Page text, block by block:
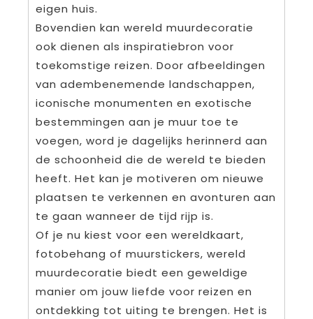
eigen huis.
Bovendien kan wereld muurdecoratie
ook dienen als inspiratiebron voor
toekomstige reizen. Door afbeeldingen
van adembenemende landschappen,
iconische monumenten en exotische
bestemmingen aan je muur toe te
voegen, word je dagelijks herinnerd aan
de schoonheid die de wereld te bieden
heeft. Het kan je motiveren om nieuwe
plaatsen te verkennen en avonturen aan
te gaan wanneer de tijd rijp is.
Of je nu kiest voor een wereldkaart,
fotobehang of muurstickers, wereld
muurdecoratie biedt een geweldige
manier om jouw liefde voor reizen en
ontdekking tot uiting te brengen. Het is